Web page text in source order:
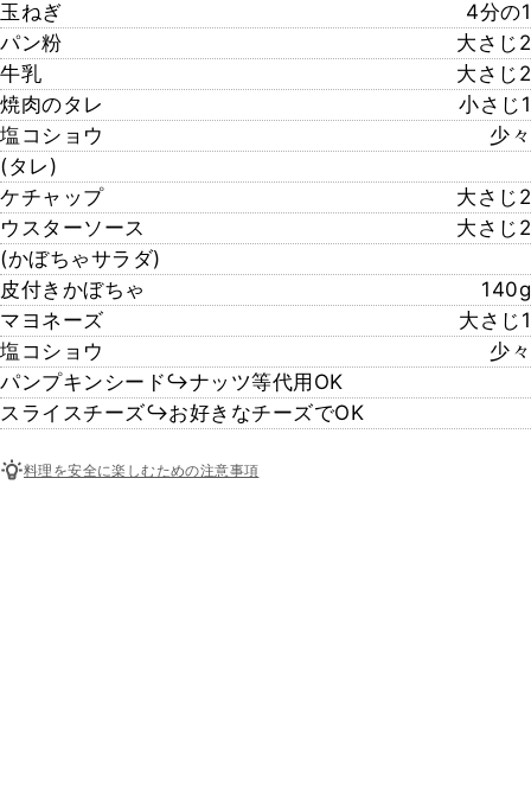
玉ねぎ
4分の1
パン粉
大さじ2
牛乳
大さじ2
焼肉のタレ
小さじ1
塩コショウ
少々
(タレ)
ケチャップ
大さじ2
ウスターソース
大さじ2
(かぼちゃサラダ)
皮付きかぼちゃ
140g
マヨネーズ
大さじ1
塩コショウ
少々
パンプキンシード↪︎ナッツ等代用OK
スライスチーズ↪︎お好きなチーズでOK
料理を安全に楽しむための注意事項